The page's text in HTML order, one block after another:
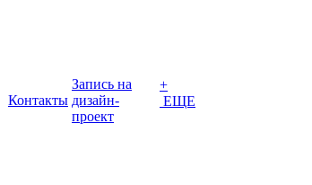
Контакты
Запись на
дизайн-
проект
+
ЕЩЕ